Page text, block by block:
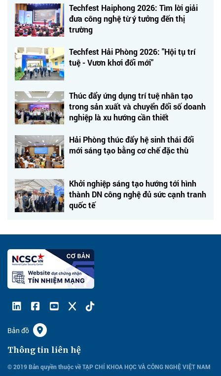
Techfest Haiphong 2026: Tìm lời giải
đưa công nghệ từ ý tưởng đến thị
trường
Techfest Hải Phòng 2026: "Hội tụ trí
tuệ - Vươn khơi đổi mới"
Thúc đẩy ứng dụng trí tuệ nhân tạo
trong sản xuất và chuyển đổi số doanh
nghiệp là xu hướng cần thiết
Hải Phòng thúc đẩy hệ sinh thái đổi
mới sáng tạo bằng cơ chế đặc thù
Khởi nghiệp sáng tạo hướng tới hình
thành DN công nghệ đủ sức cạnh tranh
quốc tế
Bản đồ
Thông tin liên hệ
© 2019 Bản quyền thuộc về TẠP CHÍ KHOA HỌC VÀ CÔNG NGHỆ VIỆT NAM